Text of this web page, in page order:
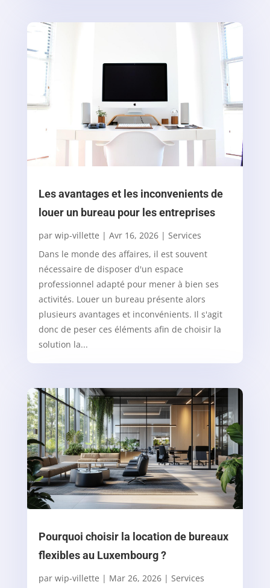
Les avantages et les inconvenients de
louer un bureau pour les entreprises
par wip-villette | Avr 16, 2026| Services
Dans le monde des affaires, il est souvent
nécessaire de disposer d'un espace
professionnel adapté pour mener à bien ses
activités. Louer un bureau présente alors
plusieurs avantages et inconvénients. Il s'agit
donc de peser ces éléments afin de choisir la
solution la...
Pourquoi choisir la location de bureaux
flexibles au Luxembourg ?
par wip-villette | Mar 26, 2026| Services